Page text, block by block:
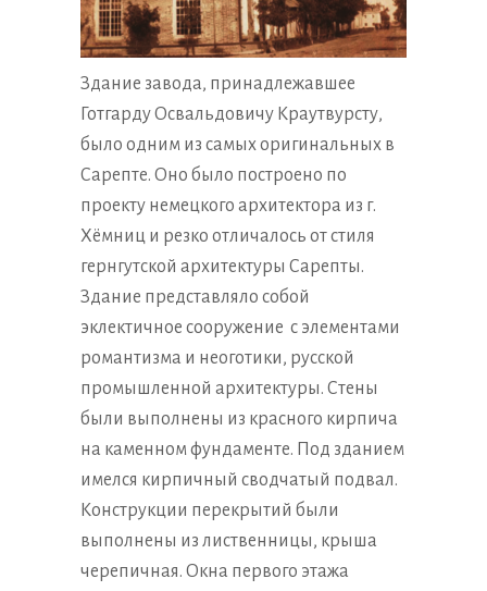
Здание завода, принадлежавшее
Готгарду Освальдовичу Краутвурсту,
было одним из самых оригинальных в
Сарепте. Оно было построено по
проекту немецкого архитектора из г.
Хёмниц и резко отличалось от стиля
гернгутской архитектуры Сарепты.
Здание представляло собой
эклектичное сооружение с элементами
романтизма и неоготики, русской
промышленной архитектуры. Стены
были выполнены из красного кирпича
на каменном фундаменте. Под зданием
имелся кирпичный сводчатый подвал.
Конструкции перекрытий были
выполнены из лиственницы, крыша
черепичная. Окна первого этажа